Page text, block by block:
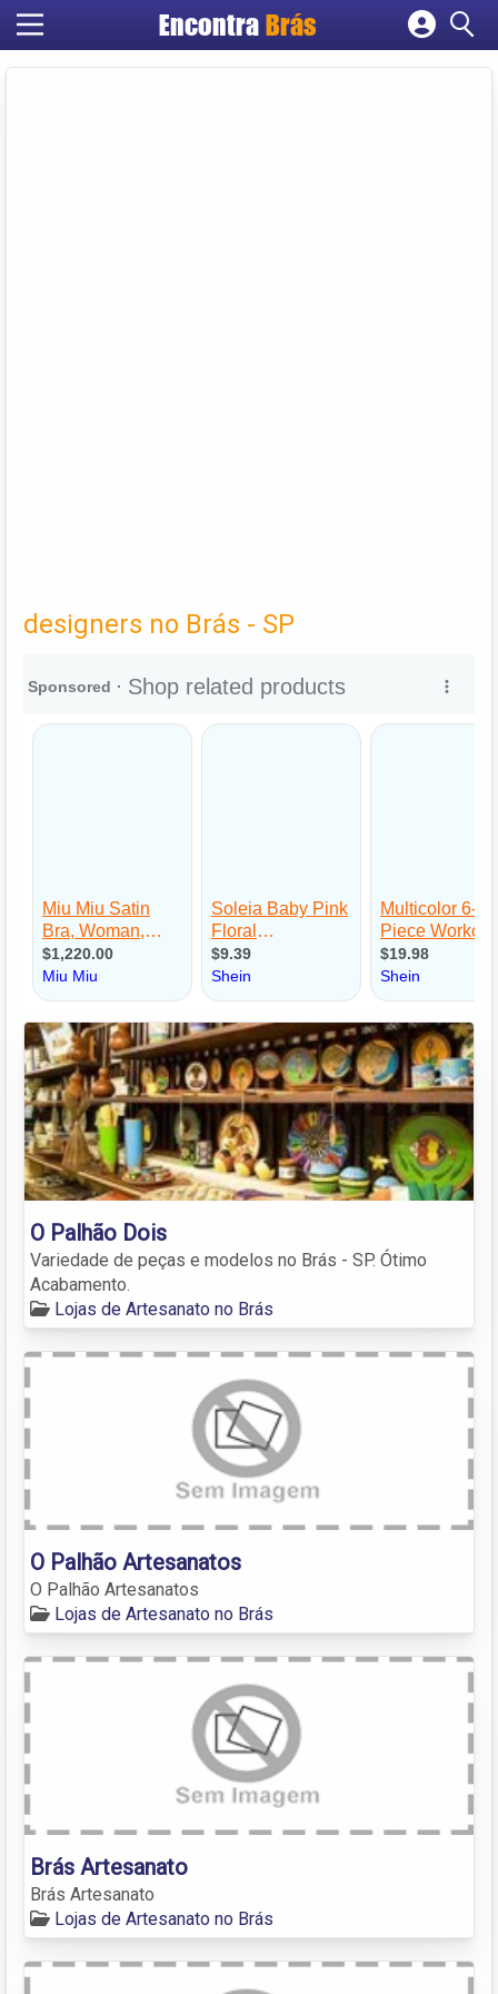
Encontra Brás
Cadastrar empresa
designers no Brás - SP
O Palhão Dois
Variedade de peças e modelos no Brás - SP. Ótimo
Acabamento.
Lojas de Artesanato no Brás
O Palhão Artesanatos
O Palhão Artesanatos
Lojas de Artesanato no Brás
Brás Artesanato
Brás Artesanato
Lojas de Artesanato no Brás